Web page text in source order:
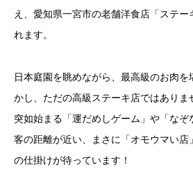
え、愛知県一宮市の老舗洋食店「ステー
れます。
日本庭園を眺めながら、最高級のお肉を
かし、ただの高級ステーキ店ではありま
突如始まる「運だめしゲーム」や「なぞ
客の距離が近い、まさに「オモウマい
の仕掛けが待っています！